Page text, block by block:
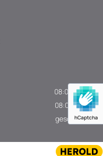
hCaptcha
08:00 - 16:00
08:00 - 13:00
geschlossen